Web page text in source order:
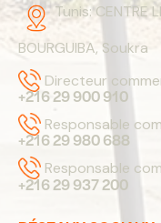
Tunis:CENTRE
BOURGUIBA, Soukra
Directeur
+216 29 900 910
Responsable
+216 29 980 688
Responsable
+216 29 937 200